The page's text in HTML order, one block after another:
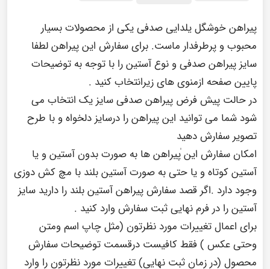
پیراهن خوشگل یلدایی صدفی یکی از محصولات بسیار
محبوب و پرطرفدار ماست. برای سفارش این پیراهن لطفا
سایز پیراهن صدفی و نوع آستین را با توجه به توضیحات
پایین صفحه ازمنوی های زیرانتخاب کنید .
در حالت پیش فرض پیراهن صدفی سایز یک انتخاب می
شود شما می توانید این پیراهن را درسایز دلخواه و با طرح
تصویر سفارش دهید
امکان سفارش این ٰپیراهن ها به صورت بدون آستین و یا
آستین کوتاه و یا حتی به صورت آستین بلند با مچ کش دوزی
وجود دارد .اگر قصد سفارش پیراهن آستین بلند را دارید سایز
آستین را در فرم نهایی ثبت سفارش وارد کنید .
برای اعمال تغییرات مورد نظرتون (مثل چاپ اسم ومتن
وحتی عکس ) فقط کافیست درقسمت توضیحات سفارش
محصول (در زمان ثبت نهایی) تغییرات مورد نظرتون را وارد